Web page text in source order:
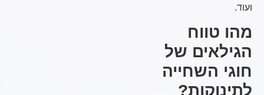
ועוד.
מהו טווח
הגילאים של
חוגי השחייה
לתינוקות?